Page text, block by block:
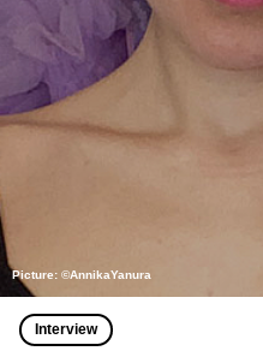
Picture: ©AnnikaYanura
Interview